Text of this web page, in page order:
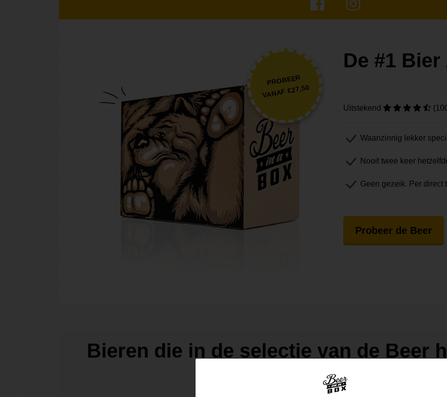
PROBEER
VANAF €27,50
De #1
Uitstekend
Waanzinnig lekker
Nooit twee keer
Geen gezeik. Per direct
Probeer de Beer
Bieren die in de selectie van de Beer